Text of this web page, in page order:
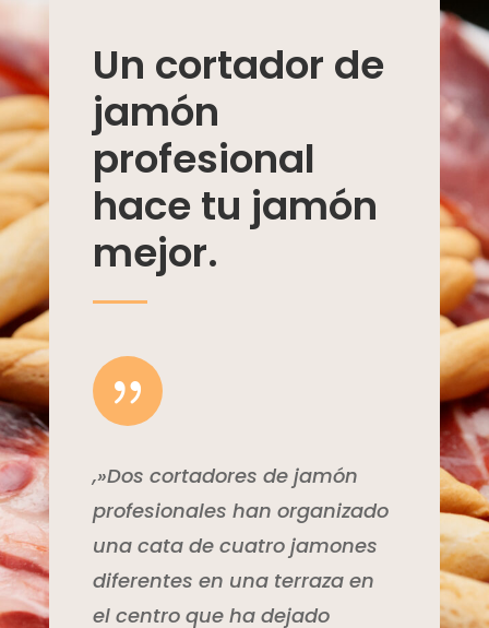
Un cortador de
jamón
profesional
hace tu jamón
mejor.
{
,»Dos cortadores de jamón
profesionales han organizado
una cata de cuatro jamones
diferentes en una terraza en
el centro que ha dejado